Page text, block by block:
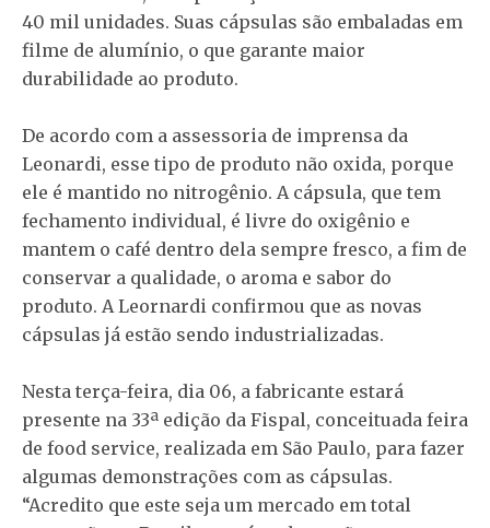
40 mil unidades. Suas cápsulas são embaladas em
filme de alumínio, o que garante maior
durabilidade ao produto.
De acordo com a assessoria de imprensa da
Leonardi, esse tipo de produto não oxida, porque
ele é mantido no nitrogênio. A cápsula, que tem
fechamento individual, é livre do oxigênio e
mantem o café dentro dela sempre fresco, a fim de
conservar a qualidade, o aroma e sabor do
produto. A Leornardi confirmou que as novas
cápsulas já estão sendo industrializadas.
Nesta terça-feira, dia 06, a fabricante estará
presente na 33ª edição da Fispal, conceituada feira
de food service, realizada em São Paulo, para fazer
algumas demonstrações com as cápsulas.
“Acredito que este seja um mercado em total